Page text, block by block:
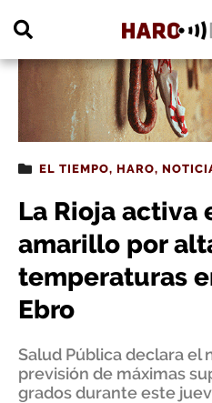
EL TIEMPO, HARO,
La Rioja activa
amarillo por
temperaturas
Ebro
Salud Pública declara el
previsión de máximas
grados durante este